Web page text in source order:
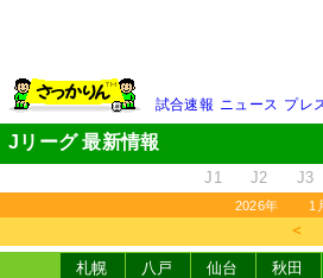
試合速報 ニュース プレ
Jリーグ 最新情報
J1 J2 J3
2026年 1
＜
札幌 八戸 仙台 秋田